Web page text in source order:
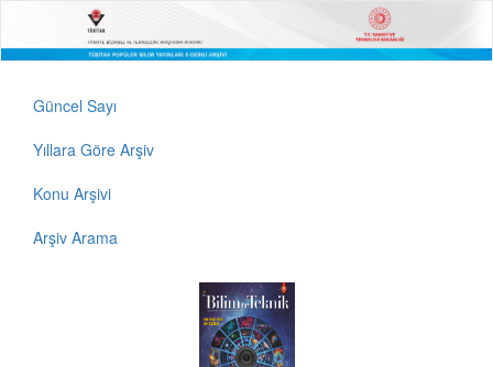
Güncel Sayı
Yıllara Göre Arşiv
Konu Arşivi
Arşiv Arama